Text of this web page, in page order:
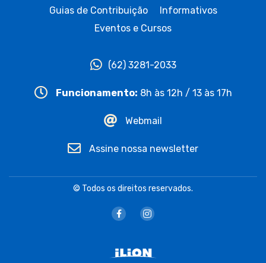
Guias de Contribuição
Informativos
Eventos e Cursos
(62) 3281-2033
Funcionamento: 8h às 12h / 13 às 17h
Webmail
Assine nossa newsletter
© Todos os direitos reservados.